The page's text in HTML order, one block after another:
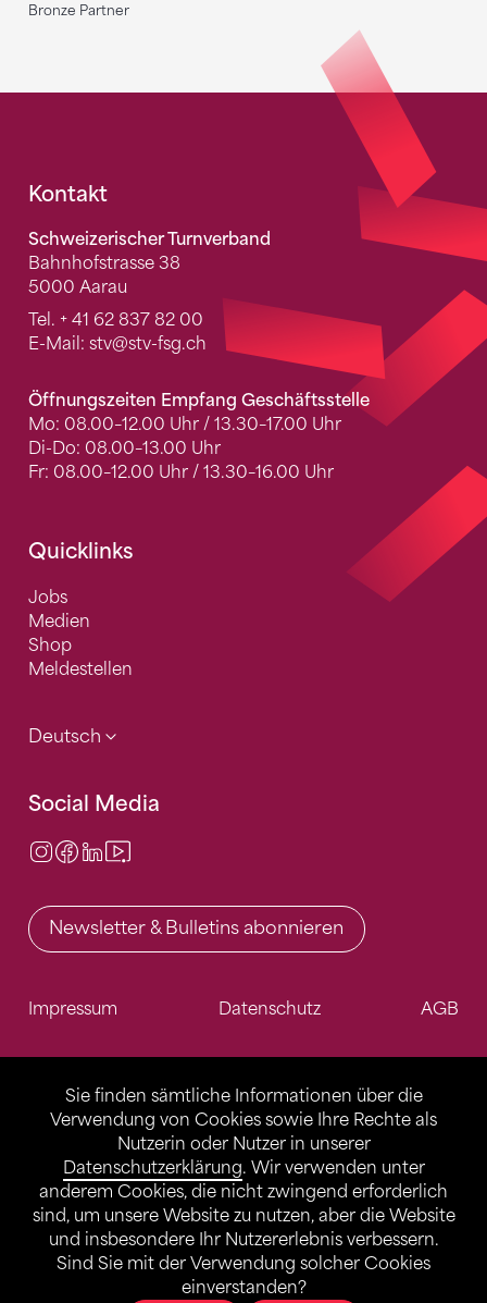
Sie finden sämtliche Informationen über die
Verwendung von Cookies sowie Ihre Rechte als
Nutzerin oder Nutzer in unserer
Datenschutzerklärung. Wir verwenden unter
anderem Cookies, die nicht zwingend erforderlich
sind, um unsere Website zu nutzen, aber die Website
und insbesondere Ihr Nutzererlebnis verbessern.
Sind Sie mit der Verwendung solcher Cookies
einverstanden?
Bronze Partner
Fusszeile
Kontakt
Schweizerischer Turnverband
Bahnhofstrasse 38
5000 Aarau
Tel. + 41 62 837 82 00
E-Mail: stv@stv-fsg.ch
Öffnungszeiten Empfang Geschäftsstelle
Mo: 08.00–12.00 Uhr / 13.30–17.00 Uhr
Di-Do: 08.00–13.00 Uhr
Fr: 08.00–12.00 Uhr / 13.30–16.00 Uhr
Quicklinks
Jobs
Medien
Shop
Meldestellen
Deutsch
Social Media
Instagram
Facebook
LinkedIn
Newsletter & Bulletins abonnieren
Impressum Datenschutz AGB